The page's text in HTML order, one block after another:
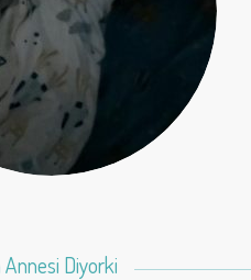
Diyorki